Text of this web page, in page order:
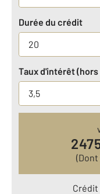
Durée du crédit
Taux d'intérêt
(Dont